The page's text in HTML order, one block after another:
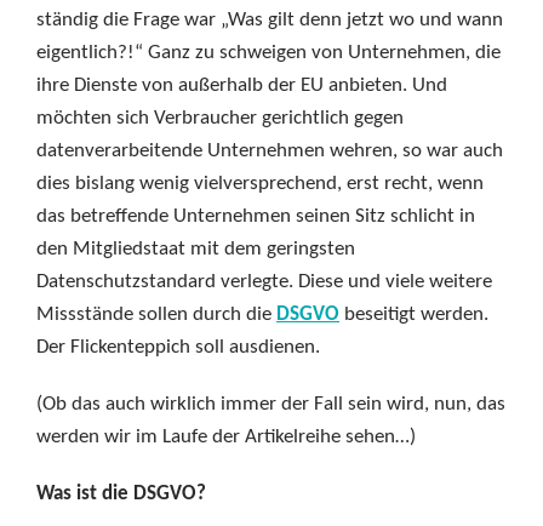
ständig die Frage war „Was gilt denn jetzt wo und wann
eigentlich?!“ Ganz zu schweigen von Unternehmen, die
ihre Dienste von außerhalb der EU anbieten. Und
möchten sich Verbraucher gerichtlich gegen
datenverarbeitende Unternehmen wehren, so war auch
dies bislang wenig vielversprechend, erst recht, wenn
das betreffende Unternehmen seinen Sitz schlicht in
den Mitgliedstaat mit dem geringsten
Datenschutzstandard verlegte. Diese und viele weitere
Missstände sollen durch die DSGVO beseitigt werden.
Der Flickenteppich soll ausdienen.
(Ob das auch wirklich immer der Fall sein wird, nun, das
werden wir im Laufe der Artikelreihe sehen…)
Was ist die DSGVO?